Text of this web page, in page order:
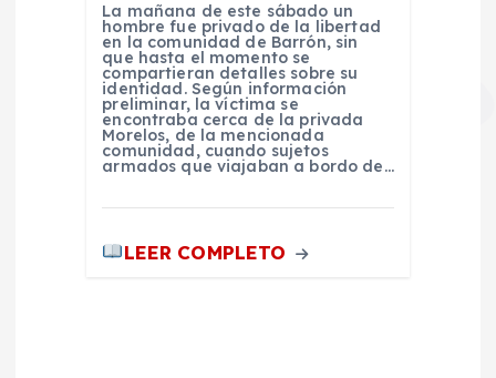
La mañana de este sábado un
hombre fue privado de la libertad
en la comunidad de Barrón, sin
que hasta el momento se
compartieran detalles sobre su
identidad. Según información
preliminar, la víctima se
encontraba cerca de la privada
Morelos, de la mencionada
comunidad, cuando sujetos
armados que viajaban a bordo de…
LEER COMPLETO